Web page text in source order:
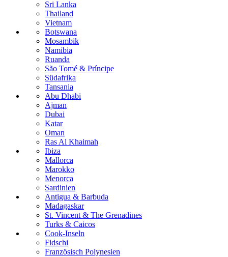
Sri Lanka
Thailand
Vietnam
Botswana
Mosambik
Namibia
Ruanda
São Tomé & Príncipe
Südafrika
Tansania
Abu Dhabi
Ajman
Dubai
Katar
Oman
Ras Al Khaimah
Ibiza
Mallorca
Marokko
Menorca
Sardinien
Antigua & Barbuda
Madagaskar
St. Vincent & The Grenadines
Turks & Caicos
Cook-Inseln
Fidschi
Französisch Polynesien